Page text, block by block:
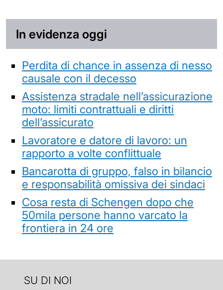
In evidenza oggi
Perdita di chance in assenza di nesso
causale con il decesso
Assistenza stradale nell’assicurazione
moto: limiti contrattuali e diritti
dell’assicurato
Lavoratore e datore di lavoro: un
rapporto a volte conflittuale
Bancarotta di gruppo, falso in bilancio
e responsabilità omissiva dei sindaci
Cosa resta di Schengen dopo che
50mila persone hanno varcato la
frontiera in 24 ore
SU DI NOI